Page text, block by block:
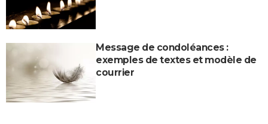
Message de condoléances :
exemples de textes et modèle de
courrier